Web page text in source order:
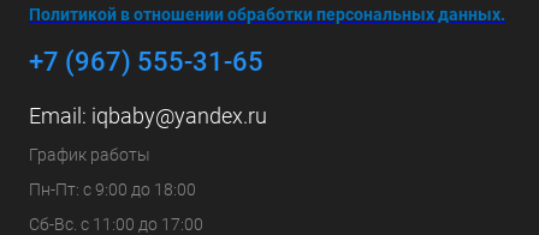
Политикой в отношении обработки персональных данных.
+7 (967) 555-31-65
Email: iqbaby@yandex.ru
График работы
Пн-Пт: с 9:00 до 18:00
Сб-Вс. с 11:00 до 17:00